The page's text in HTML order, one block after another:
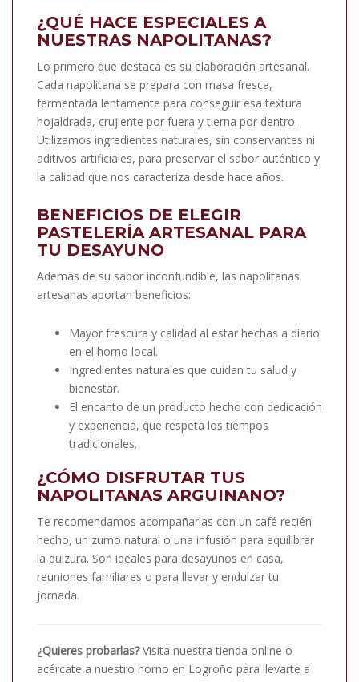
¿QUÉ HACE ESPECIALES A
NUESTRAS NAPOLITANAS?
Lo primero que destaca es su elaboración artesanal.
Cada napolitana se prepara con masa fresca,
fermentada lentamente para conseguir esa textura
hojaldrada, crujiente por fuera y tierna por dentro.
Utilizamos ingredientes naturales, sin conservantes ni
aditivos artificiales, para preservar el sabor auténtico y
la calidad que nos caracteriza desde hace años.
BENEFICIOS DE ELEGIR
PASTELERÍA ARTESANAL PARA
TU DESAYUNO
Además de su sabor inconfundible, las napolitanas
artesanas aportan beneficios:
Mayor frescura y calidad al estar hechas a diario
en el horno local.
Ingredientes naturales que cuidan tu salud y
bienestar.
El encanto de un producto hecho con dedicación
y experiencia, que respeta los tiempos
tradicionales.
¿CÓMO DISFRUTAR TUS
NAPOLITANAS ARGUINANO?
Te recomendamos acompañarlas con un café recién
hecho, un zumo natural o una infusión para equilibrar
la dulzura. Son ideales para desayunos en casa,
reuniones familiares o para llevar y endulzar tu
jornada.
¿Quieres probarlas?Visita nuestra tienda online o
acércate a nuestro horno en Logroño para llevarte a